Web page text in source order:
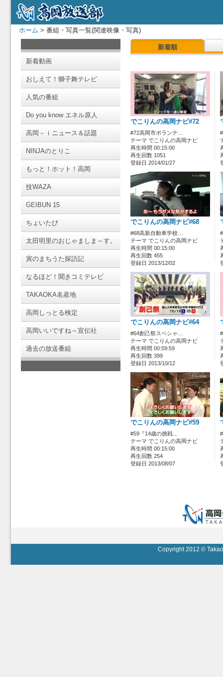
ホーム > 番組・写真一覧(関連映像・写真)
新着動画
おしえて！獅子舞テレビ
人気の番組
Do you know エネル原人
高岡－ｉニュース＆話題
NINJAのとりこ
もっと！ホット！高岡
技WAZA
GEIBUN 15
ちょいたび
太田明里のおじゃましま～す。
寅のまちうた探訪記
なるほど！聞きコミテレビ
TAKAOKA名産地
高岡しっとる検定
高岡いいですね～宣伝社
過去の放送番組
新着順
でこりんの高岡ナビ#72
#72高岡市ボランテ…
テーマ でこりんの高岡ナビ
再生時間 00:15:00
再生回数 1051
登録日 2014/01/27
でこりんの高岡ナビ#68
#68高新自動車学校…
テーマ でこりんの高岡ナビ
再生時間 00:15:00
再生回数 455
登録日 2013/12/02
でこりんの高岡ナビ#64
#64創己祭スペシャ…
テーマ でこりんの高岡ナビ
再生時間 00:59:59
再生回数 399
登録日 2013/10/12
でこりんの高岡ナビ#59
#59『14歳の挑戦…
テーマ でこりんの高岡ナビ
再生時間 00:15:00
再生回数 254
登録日 2013/08/07
Copyright 2012 ©